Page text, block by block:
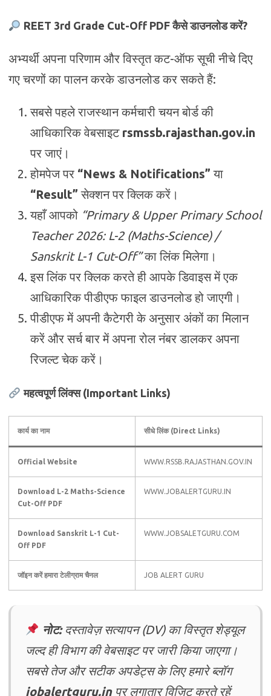
REET 3rd Grade Cut-Off PDF कैसे डाउनलोड करें?
अभ्यर्थी अपना परिणाम और विस्तृत कट-ऑफ सूची नीचे दिए
गए चरणों का पालन करके डाउनलोड कर सकते हैं:
सबसे पहले राजस्थान कर्मचारी चयन बोर्ड की
आधिकारिक वेबसाइट rsmssb.rajasthan.gov.in
पर जाएं।
होमपेज पर “News & Notifications” या
“Result” सेक्शन पर क्लिक करें।
यहाँ आपको “Primary & Upper Primary School
Teacher 2026: L-2 (Maths-Science) /
Sanskrit L-1 Cut-Off”का लिंक मिलेगा।
इस लिंक पर क्लिक करते ही आपके डिवाइस में एक
आधिकारिक पीडीएफ फाइल डाउनलोड हो जाएगी।
पीडीएफ में अपनी कैटेगरी के अनुसार अंकों का मिलान
करें और सर्च बार में अपना रोल नंबर डालकर अपना
रिजल्ट चेक करें।
महत्वपूर्ण लिंक्स (Important Links)
कार्य का नाम सीधे लिंक (Direct Links)
Official Website WWW.RSSB.RAJASTHAN.GOV.IN
Download L-2 Maths-Science
Cut-Off PDF
WWW.JOBALERTGURU.IN
Download Sanskrit L-1 Cut-
Off PDF
WWW.JOBSALETGURU.COM
जॉइन करें हमारा टेलीग्राम चैनल JOB ALERT GURU
नोट:दस्तावेज़ सत्यापन (DV) का विस्तृत शेड्यूल
जल्द ही विभाग की वेबसाइट पर जारी किया जाएगा।
सबसे तेज और सटीक अपडेट्स के लिए हमारे ब्लॉग
jobalertguru.inपर लगातार विज़िट करते रहें